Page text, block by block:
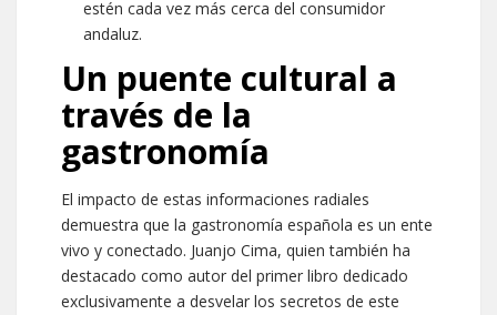
estén cada vez más cerca del consumidor
andaluz.
Un puente cultural a
través de la
gastronomía
El impacto de estas informaciones radiales
demuestra que la gastronomía española es un ente
vivo y conectado. Juanjo Cima, quien también ha
destacado como autor del primer libro dedicado
exclusivamente a desvelar los secretos de este